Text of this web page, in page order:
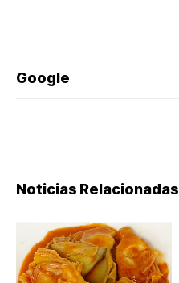
Google
Noticias Relacionadas